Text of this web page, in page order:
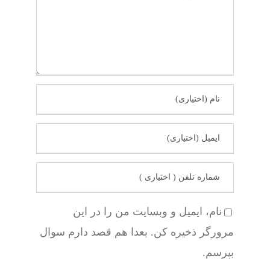
نام، ایمیل و وبسایت من را در این
مرورگر ذخیره کن. بعدا هم قصد دارم سوال
بپرسم.